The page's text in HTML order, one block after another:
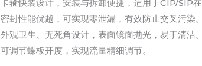
卡箍快装设计，安装与拆卸便捷，适用于CIP/SIP在
密封性能优越，可实现零泄漏，有效防止交叉污染。
外观卫生、无死角设计，表面镜面抛光，易于清洁。
可调节蝶板开度，实现流量精细调节。